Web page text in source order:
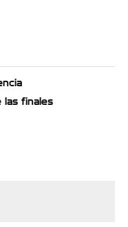
las finales